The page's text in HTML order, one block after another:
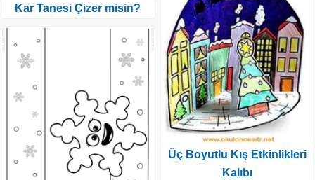
Kar Tanesi Çizer misin?
Üç Boyutlu Kış Etkinlikleri
Kalıbı